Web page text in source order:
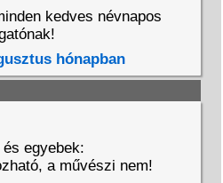
kedves névnapos
hónapban
egyebek:
a művészi nem!